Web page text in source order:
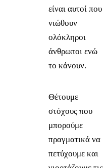
είναι αυτοί που
νιώθουν
ολόκληροι
άνθρωποι ενώ
το κάνουν.
Θέτουμε
στόχους που
μπορούμε
πραγματικά να
πετύχουμε και